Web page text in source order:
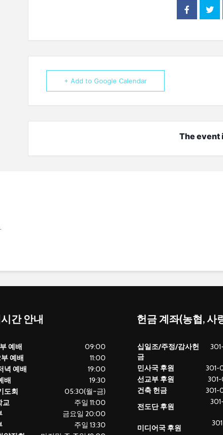
+ Add to Google Calendar
The event
간 안내
예배
09:00
예배
11:00
녁 예배
19:00
배
19:30
도회
05:30(월~금)
교
주일 11:00
금요일 20:00
주일 13:30
헌금 계좌(농협, 사
십일조/주정/감사헌
금
민사국 후원
301-
선교부 후원
301-
건축 헌금
301-
전도단 후원
미디어국 후원